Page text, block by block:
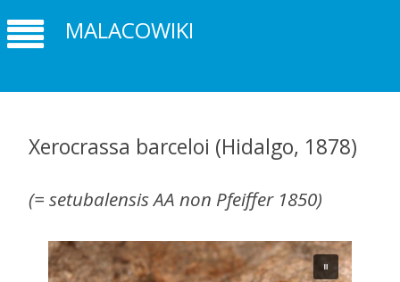
MALACOWIKI
Xerocrassa barceloi (Hidalgo, 1878)
(= setubalensis AA non Pfeiffer 1850)